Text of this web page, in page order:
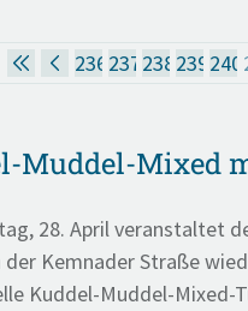
236 237 238 239 240
Muddel-Mixed
28. April veranstaltet
der Kemnader Straße
Kuddel-Muddel-Mixed-